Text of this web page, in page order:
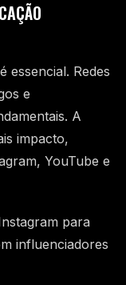
essencial. Redes
e
A
impacto,
YouTube e
para
influenciadores